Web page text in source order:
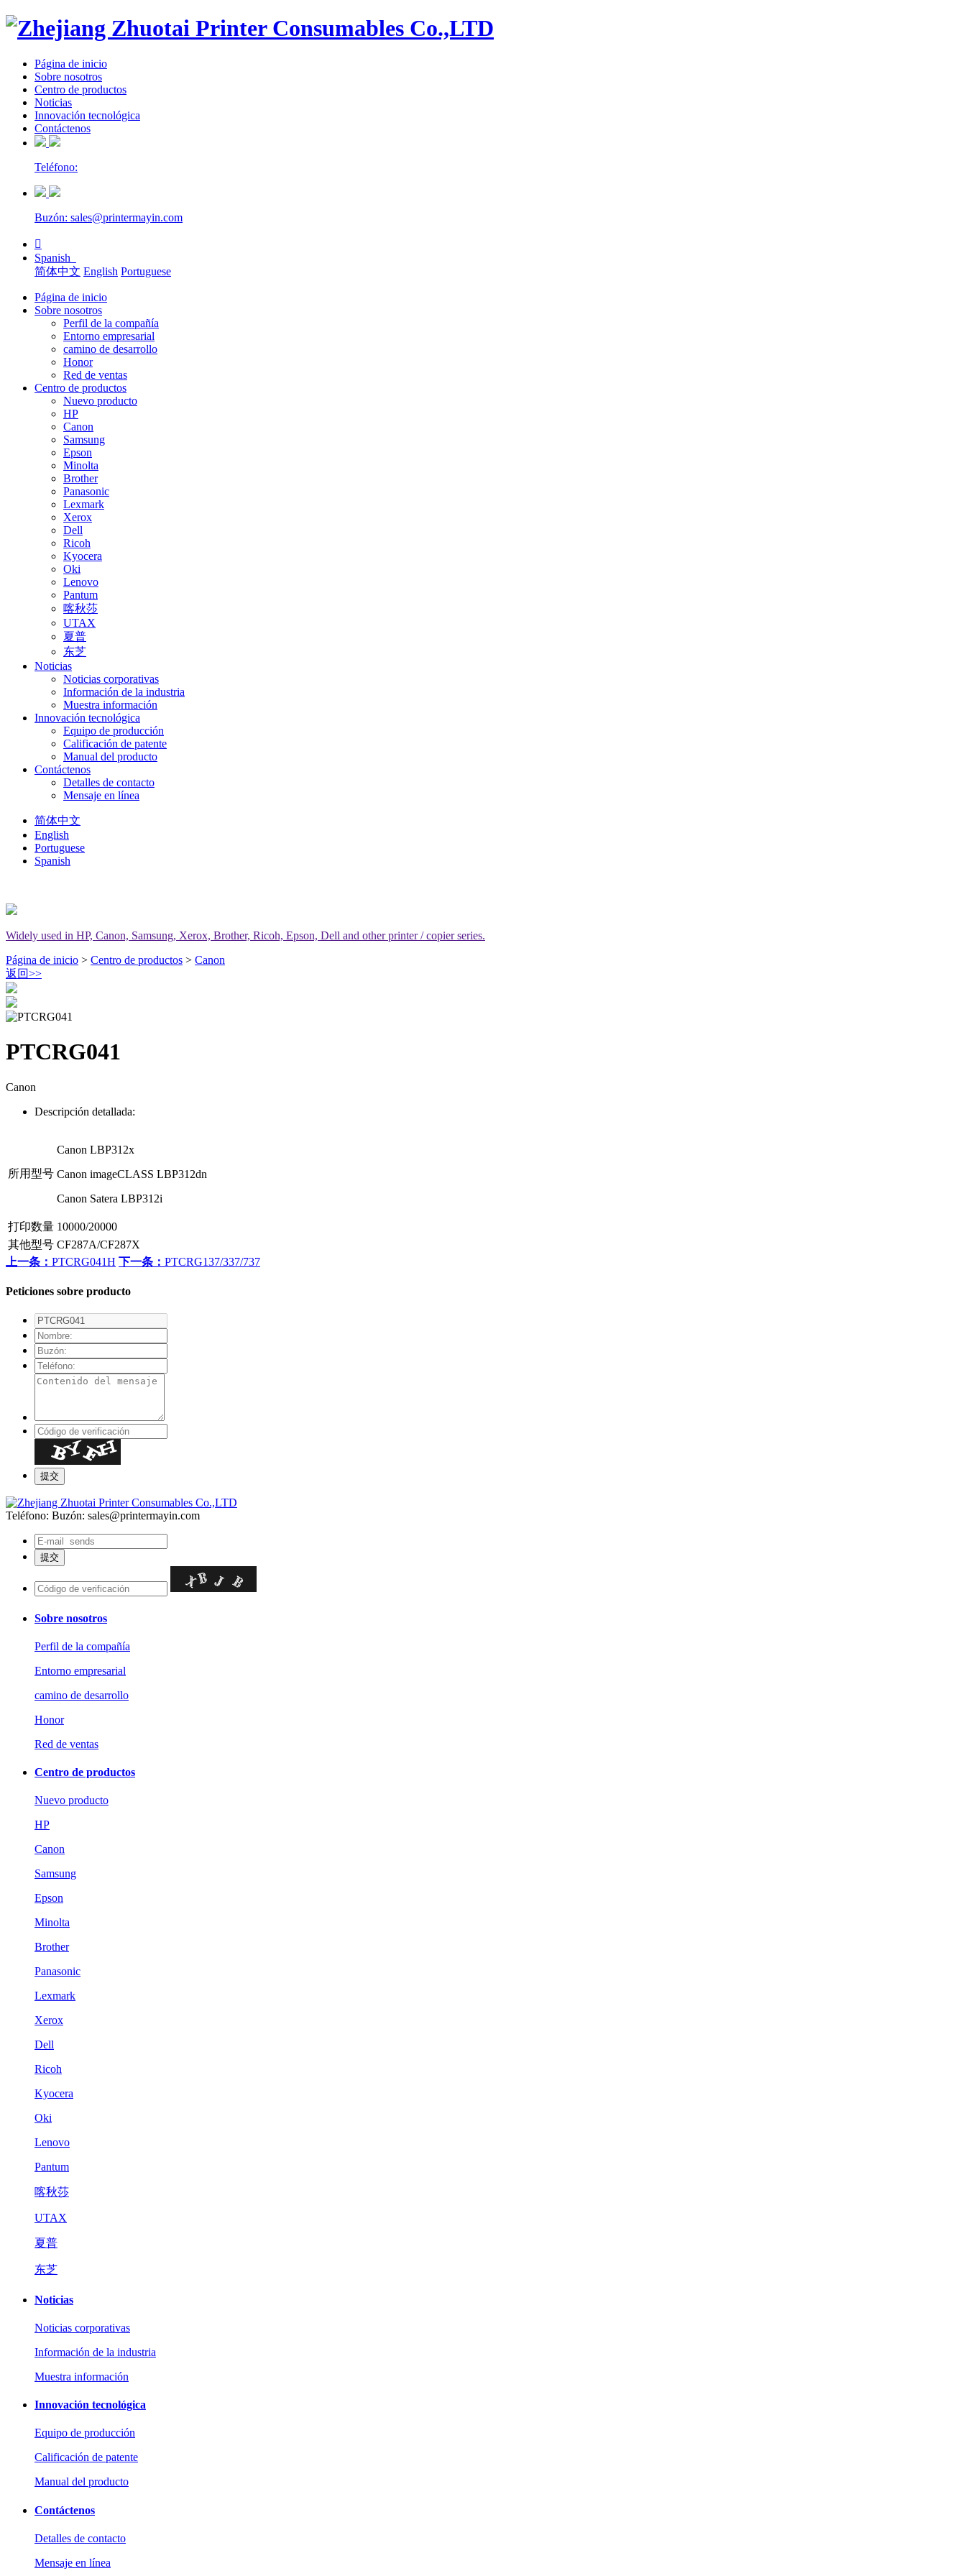
Página de inicio
Sobre nosotros
Centro de productos
Noticias
Innovación tecnológica
Contáctenos
Teléfono:
Buzón: sales@printermayin.com

Spanish
简体中文 English Portuguese
Página de inicio
Sobre nosotros
Perfil de la compañía
Entorno empresarial
camino de desarrollo
Honor
Red de ventas
Centro de productos
Nuevo producto
HP
Canon
Samsung
Epson
Minolta
Brother
Panasonic
Lexmark
Xerox
Dell
Ricoh
Kyocera
Oki
Lenovo
Pantum
喀秋莎
UTAX
夏普
东芝
Noticias
Noticias corporativas
Información de la industria
Muestra información
Innovación tecnológica
Equipo de producción
Calificación de patente
Manual del producto
Contáctenos
Detalles de contacto
Mensaje en línea
简体中文
English
Portuguese
Spanish
Widely used in HP, Canon, Samsung, Xerox, Brother, Ricoh, Epson, Dell and other printer / copier series.
Página de inicio > Centro de productos > Canon
返回>>
PTCRG041
Canon
Descripción detallada:
所用型号
Canon LBP312x
Canon imageCLASS LBP312dn
Canon Satera LBP312i
打印数量 10000/20000
其他型号 CF287A/CF287X
上一条： PTCRG041H 下一条： PTCRG137/337/737
Peticiones sobre producto
Teléfono: Buzón: sales@printermayin.com
Sobre nosotros
Perfil de la compañía
Entorno empresarial
camino de desarrollo
Honor
Red de ventas
Centro de productos
Nuevo producto
HP
Canon
Samsung
Epson
Minolta
Brother
Panasonic
Lexmark
Xerox
Dell
Ricoh
Kyocera
Oki
Lenovo
Pantum
喀秋莎
UTAX
夏普
东芝
Noticias
Noticias corporativas
Información de la industria
Muestra información
Innovación tecnológica
Equipo de producción
Calificación de patente
Manual del producto
Contáctenos
Detalles de contacto
Mensaje en línea